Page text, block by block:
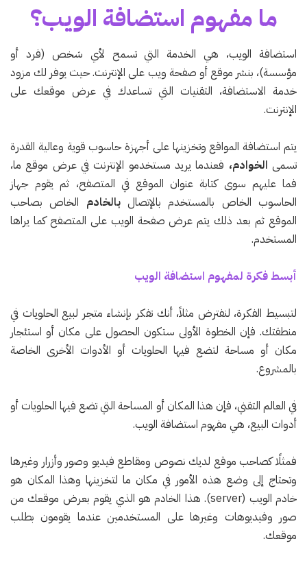
ما مفهوم استضافة الويب؟
استضافة الويب، هي الخدمة التي تسمح لأي شخص (فرد أو
مؤسسة)، بنشر موقع أو صفحة ويب على الإنترنت. حيث يوفر لك مزود
خدمة الاستضافة، التقنيات التي تساعدك في عرض موقعك على
الإنترنت.
يتم استضافة المواقع وتخزينها على أجهزة حاسوب قوية وعالية القدرة
تسمى الخوادم، فعندما يريد مستخدمو الإنترنت في عرض موقع ما،
فما عليهم سوى كتابة عنوان الموقع في المتصفح، ثم يقوم جهاز
الحاسوب الخاص بالمستخدم بالإتصالبالخادم الخاص بصاحب
الموقع ثم بعد ذلك يتم عرض صفحة الويب على المتصفح كما يراها
المستخدم.
أبسط فكرة لمفهوم استضافة الويب
لتبسيط الفكرة، لنفترض مثلاً، أنك تفكر بإنشاء متجر لبيع الحلويات في
منطقتك. فإن الخطوة الأولى ستكون الحصول على مكان أو استئجار
مكان أو مساحة لتضع فيها الحلويات أو الأدوات الأخرى الخاصة
بالمشروع.
في العالم التقني، فإن هذا المكان أو المساحة التي تضع فيها الحلويات أو
أدوات البيع، هي مفهوم استضافة الويب.
فمثلًا كصاحب موقع لديك نصوص ومقاطع فيديو وصور وأزرار وغيرها
وتحتاج إلى وضع هذه الأمور في مكان ما لتخزينها وهذا المكان هو
خادم الويب (server). هذا الخادم هو الذي يقوم بعرض موقعك من
صور وفيديوهات وغيرها على المستخدمين عندما يقومون بطلب
موقعك.